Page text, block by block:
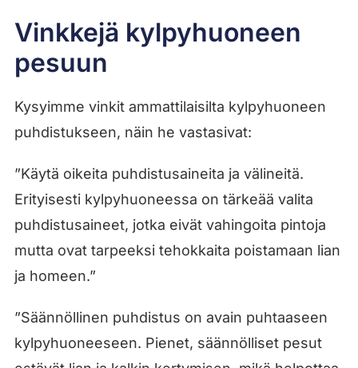
Vinkkejä kylpyhuoneen
pesuun
Kysyimme vinkit ammattilaisilta kylpyhuoneen
puhdistukseen, näin he vastasivat:
”Käytä oikeita puhdistusaineita ja välineitä.
Erityisesti kylpyhuoneessa on tärkeää valita
puhdistusaineet, jotka eivät vahingoita pintoja
mutta ovat tarpeeksi tehokkaita poistamaan lian
ja homeen.”
”Säännöllinen puhdistus on avain puhtaaseen
kylpyhuoneeseen. Pienet, säännölliset pesut